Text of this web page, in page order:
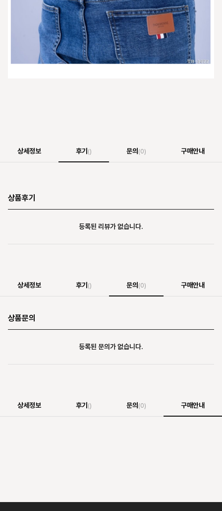
상세정보 후기 () 문의 (0) 구매안내
상품후기
등록된 리뷰가 없습니다.
상세정보 후기 () 문의 (0) 구매안내
상품문의
등록된 문의가 없습니다.
상세정보 후기 () 문의 (0) 구매안내